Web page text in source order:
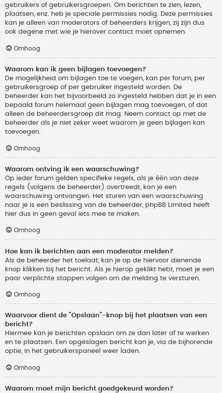
gebruikers of gebruikersgroepen. Om berichten te zien, lezen,
plaatsen, enz. heb je speciale permissies nodig. Deze permissies
kan je alleen van moderators of beheerders krijgen, zij zijn dus
ook degene met wie je hierover contact moet opnemen.
Omhoog
Waarom kan ik geen bijlagen toevoegen?
De mogelijkheid om bijlagen toe te voegen, kan per forum, per
gebruikersgroep of per gebruiker ingesteld worden. De
beheerder kan het bijvoorbeeld zo ingesteld hebben dat je in een
bepaald forum helemaal geen bijlagen mag toevoegen, of dat
alleen de beheerdersgroep dit mag. Neem contact op met de
beheerder als je niet zeker weet waarom je geen bijlagen kan
toevoegen.
Omhoog
Waarom ontving ik een waarschuwing?
Op ieder forum gelden specifieke regels, als je één van deze
regels (volgens de beheerder) overtreedt, kan je een
waarschuwing ontvangen. Het sturen van een waarschuwing
naar je is een beslissing van de beheerder, phpBB Limited heeft
hier dus in geen geval iets mee te maken.
Omhoog
Hoe kan ik berichten aan een moderator melden?
Als de beheerder het toelaat, kan je op de hiervoor dienende
knop klikken bij het bericht. Als je hierop geklikt hebt, moet je een
paar verplichte stappen volgen om de melding te versturen.
Omhoog
Waarvoor dient de "Opslaan"-knop bij het plaatsen van een
bericht?
Hiermee kan je berichten opslaan om ze dan later af te werken
en te plaatsen. Een opgeslagen bericht kan je, via de bijhorende
optie, in het gebruikerspaneel weer laden.
Omhoog
Waarom moet mijn bericht goedgekeurd worden?